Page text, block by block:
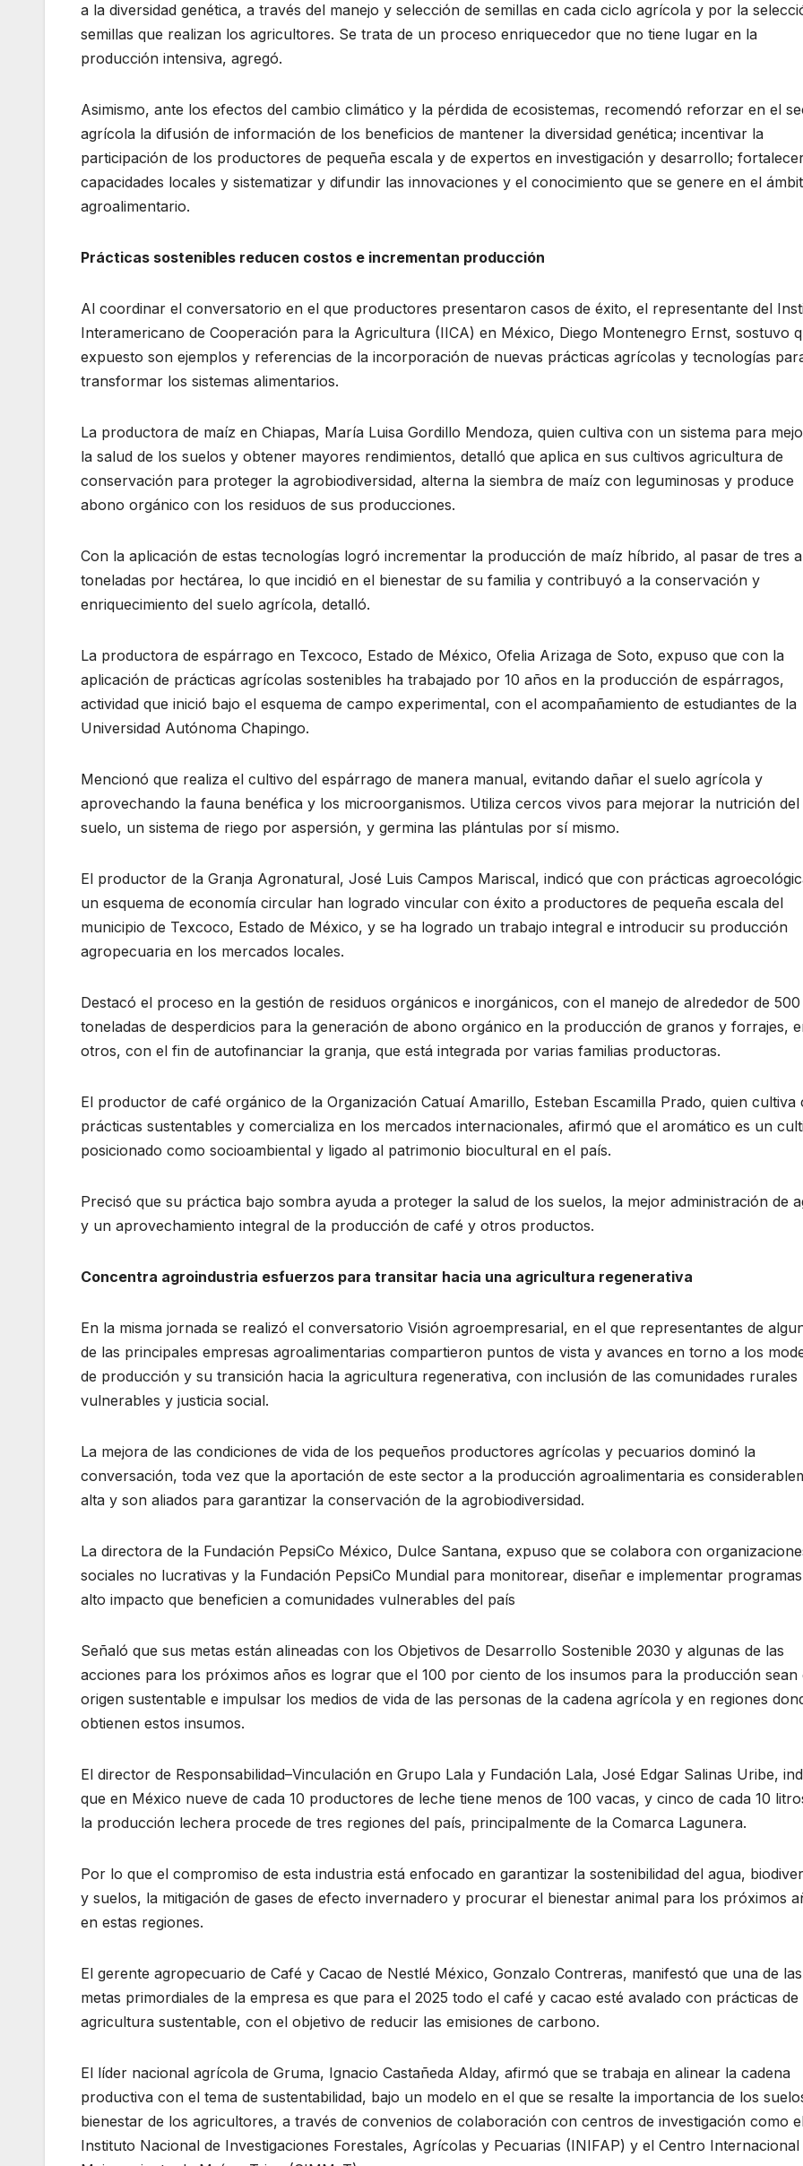
a la diversidad genética, a través del manejo y selección de semillas en cada ciclo agrícola y por la
semillas que realizan los agricultores. Se trata de un proceso enriquecedor que no tiene lugar en la
producción intensiva, agregó.
Asimismo, ante los efectos del cambio climático y la pérdida de ecosistemas, recomendó reforzar en el
agrícola la difusión de información de los beneficios de mantener la diversidad genética; incentivar la
participación de los productores de pequeña escala y de expertos en investigación y desarrollo;
capacidades locales y sistematizar y difundir las innovaciones y el conocimiento que se genere en el
agroalimentario.
Prácticas sostenibles reducen costos e incrementan producción
Al coordinar el conversatorio en el que productores presentaron casos de éxito, el representante del
Interamericano de Cooperación para la Agricultura (IICA) en México, Diego Montenegro Ernst, sostuvo
expuesto son ejemplos y referencias de la incorporación de nuevas prácticas agrícolas y tecnologías
transformar los sistemas alimentarios.
La productora de maíz en Chiapas, María Luisa Gordillo Mendoza, quien cultiva con un sistema para
la salud de los suelos y obtener mayores rendimientos, detalló que aplica en sus cultivos agricultura de
conservación para proteger la agrobiodiversidad, alterna la siembra de maíz con leguminosas y produce
abono orgánico con los residuos de sus producciones.
Con la aplicación de estas tecnologías logró incrementar la producción de maíz híbrido, al pasar de tres
toneladas por hectárea, lo que incidió en el bienestar de su familia y contribuyó a la conservación y
enriquecimiento del suelo agrícola, detalló.
La productora de espárrago en Texcoco, Estado de México, Ofelia Arizaga de Soto, expuso que con la
aplicación de prácticas agrícolas sostenibles ha trabajado por 10 años en la producción de espárragos,
actividad que inició bajo el esquema de campo experimental, con el acompañamiento de estudiantes de la
Universidad Autónoma Chapingo.
Mencionó que realiza el cultivo del espárrago de manera manual, evitando dañar el suelo agrícola y
aprovechando la fauna benéfica y los microorganismos. Utiliza cercos vivos para mejorar la nutrición del
suelo, un sistema de riego por aspersión, y germina las plántulas por sí mismo.
El productor de la Granja Agronatural, José Luis Campos Mariscal, indicó que con prácticas
un esquema de economía circular han logrado vincular con éxito a productores de pequeña escala del
municipio de Texcoco, Estado de México, y se ha logrado un trabajo integral e introducir su producción
agropecuaria en los mercados locales.
Destacó el proceso en la gestión de residuos orgánicos e inorgánicos, con el manejo de alrededor de 500
toneladas de desperdicios para la generación de abono orgánico en la producción de granos y forrajes,
otros, con el fin de autofinanciar la granja, que está integrada por varias familias productoras.
El productor de café orgánico de la Organización Catuaí Amarillo, Esteban Escamilla Prado, quien cultiva
prácticas sustentables y comercializa en los mercados internacionales, afirmó que el aromático es un
posicionado como socioambiental y ligado al patrimonio biocultural en el país.
Precisó que su práctica bajo sombra ayuda a proteger la salud de los suelos, la mejor administración de
y un aprovechamiento integral de la producción de café y otros productos.
Concentra agroindustria esfuerzos para transitar hacia una agricultura regenerativa
En la misma jornada se realizó el conversatorio Visión agroempresarial, en el que representantes de
de las principales empresas agroalimentarias compartieron puntos de vista y avances en torno a los
de producción y su transición hacia la agricultura regenerativa, con inclusión de las comunidades rurales
vulnerables y justicia social.
La mejora de las condiciones de vida de los pequeños productores agrícolas y pecuarios dominó la
conversación, toda vez que la aportación de este sector a la producción agroalimentaria es
alta y son aliados para garantizar la conservación de la agrobiodiversidad.
La directora de la Fundación PepsiCo México, Dulce Santana, expuso que se colabora con
sociales no lucrativas y la Fundación PepsiCo Mundial para monitorear, diseñar e implementar
alto impacto que beneficien a comunidades vulnerables del país
Señaló que sus metas están alineadas con los Objetivos de Desarrollo Sostenible 2030 y algunas de las
acciones para los próximos años es lograr que el 100 por ciento de los insumos para la producción sean
origen sustentable e impulsar los medios de vida de las personas de la cadena agrícola y en regiones
obtienen estos insumos.
El director de Responsabilidad–Vinculación en Grupo Lala y Fundación Lala, José Edgar Salinas Uribe,
que en México nueve de cada 10 productores de leche tiene menos de 100 vacas, y cinco de cada 10
la producción lechera procede de tres regiones del país, principalmente de la Comarca Lagunera.
Por lo que el compromiso de esta industria está enfocado en garantizar la sostenibilidad del agua,
y suelos, la mitigación de gases de efecto invernadero y procurar el bienestar animal para los próximos
en estas regiones.
El gerente agropecuario de Café y Cacao de Nestlé México, Gonzalo Contreras, manifestó que una de las
metas primordiales de la empresa es que para el 2025 todo el café y cacao esté avalado con prácticas de
agricultura sustentable, con el objetivo de reducir las emisiones de carbono.
El líder nacional agrícola de Gruma, Ignacio Castañeda Alday, afirmó que se trabaja en alinear la cadena
productiva con el tema de sustentabilidad, bajo un modelo en el que se resalte la importancia de los
bienestar de los agricultores, a través de convenios de colaboración con centros de investigación como
Instituto Nacional de Investigaciones Forestales, Agrícolas y Pecuarias (INIFAP) y el Centro Internacional